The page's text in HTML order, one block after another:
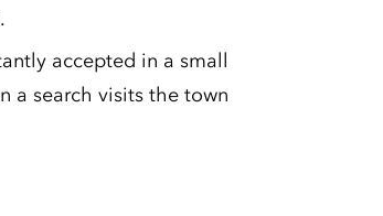
accepted in a small
a search visits the town